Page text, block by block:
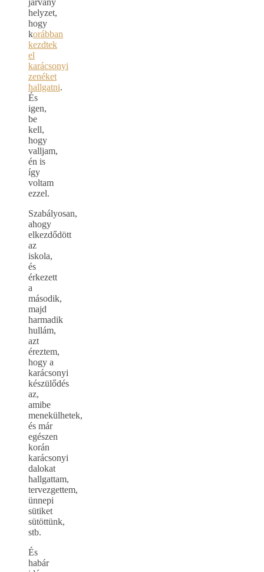
járvány
helyzet,
hogy
korábban
kezdtek
el
karácsonyi
zenéket
hallgatni.
És
igen,
be
kell,
hogy
valljam,
én is
így
voltam
ezzel.
Szabályosan,
ahogy
elkezdődött
az
iskola,
és
érkezett
a
második,
majd
harmadik
hullám,
azt
éreztem,
hogy a
karácsonyi
készülődés
az,
amibe
menekülhetek,
és már
egészen
korán
karácsonyi
dalokat
hallgattam,
tervezgettem,
ünnepi
sütiket
sütöttünk,
stb.
És
habár